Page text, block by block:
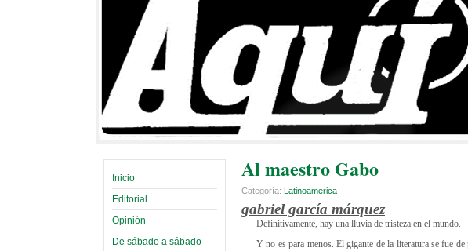
Inicio
Editorial
Opinión
De sábado a sábado
Al maestro Gabo
Categoría: Latinoamerica
gabriel garcía márquez
Definitivamente, hay una lluvia de tristeza en el mundo.
Y no es para menos. El gigante de la literatura se fue